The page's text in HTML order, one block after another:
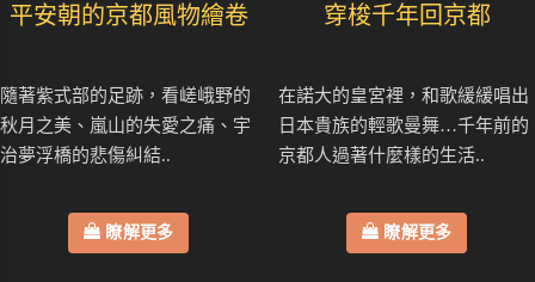
平安朝的京都風物繪卷
隨著紫式部的足跡，看嵯峨野的
秋月之美、嵐山的失愛之痛、宇
治夢浮橋的悲傷糾結..
瞭解更多
穿梭千年回京都
在諾大的皇宮裡，和歌緩緩唱出
日本貴族的輕歌曼舞…千年前的
京都人過著什麼樣的生活..
瞭解更多